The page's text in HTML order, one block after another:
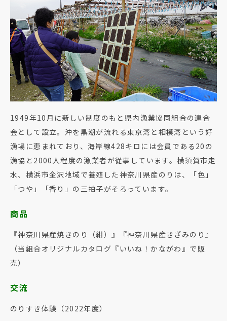
1949年10月に新しい制度のもと県内漁業協同組合の連合
会として設立。沖を黒潮が流れる東京湾と相模湾という好
漁場に恵まれており、海岸線428キロには会員である20の
漁協と2000人程度の漁業者が従事しています。横須賀市走
水、横浜市金沢地域で養殖した神奈川県産のりは、「色」
「つや」「香り」の三拍子がそろっています。
商品
『神奈川県産焼きのり（紺）』『神奈川県産きざみのり』
（当組合オリジナルカタログ『いいね！かながわ』で販
売）
交流
のりすき体験（2022年度）